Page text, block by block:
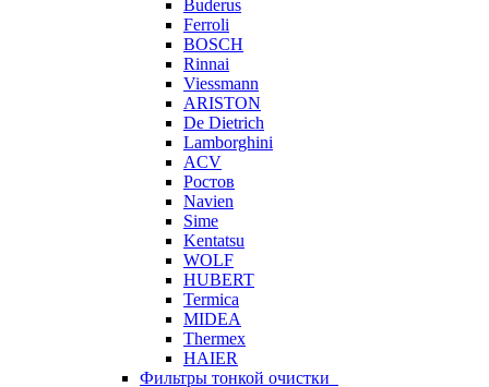
Buderus
Ferroli
BOSCH
Rinnai
Viessmann
ARISTON
De Dietrich
Lamborghini
ACV
Ростов
Navien
Sime
Kentatsu
WOLF
HUBERT
Termica
MIDEA
Thermex
HAIER
Фильтры тонкой очистки